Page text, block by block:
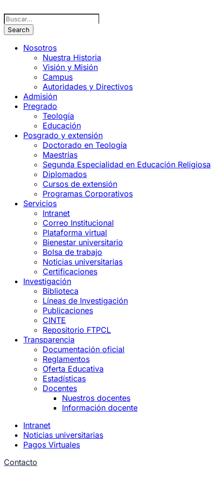
Nosotros
Nuestra Historia
Visión y Misión
Campus
Autoridades y Directivos
Admisión
Pregrado
Teología
Educación
Posgrado y extensión
Doctorado en Teología
Maestrías
Segunda Especialidad en Educación Religiosa
Diplomados
Cursos de extensión
Programas Corporativos
Servicios
Intranet
Correo Institucional
Plataforma virtual
Bienestar universitario
Bolsa de trabajo
Noticias universitarias
Certificaciones
Investigación
Biblioteca
Líneas de Investigación
Publicaciones
CINTE
Repositorio FTPCL
Transparencia
Documentación oficial
Reglamentos
Oferta Educativa
Estadísticas
Docentes
Nuestros docentes
Información docente
Intranet
Noticias universitarias
Pagos Virtuales
Contacto